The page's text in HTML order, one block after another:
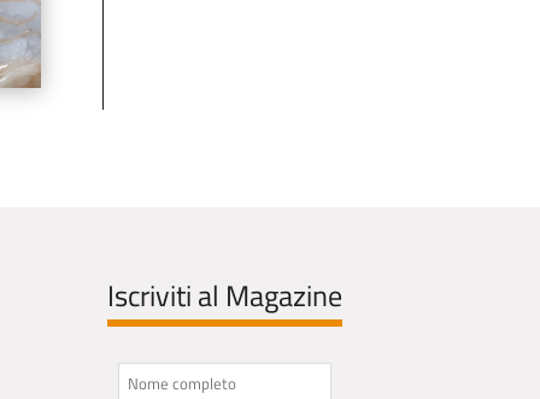
Iscriviti al Magazine